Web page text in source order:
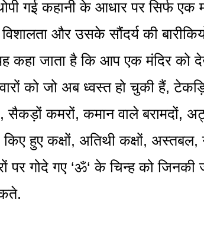
गई कहानी के आधार पर सिर्फ
और उसके सौंदर्य की
कहा जाता है कि आप एक मंदिर को
को जो अब ध्वस्त हो चुकी हैं,
सैकड़ों कमरों, कमान वाले बरामदों,
किए हुए कक्षों, अतिथी कक्षों,
पर गोदे गए ‘ॐ‘ के चिन्ह को